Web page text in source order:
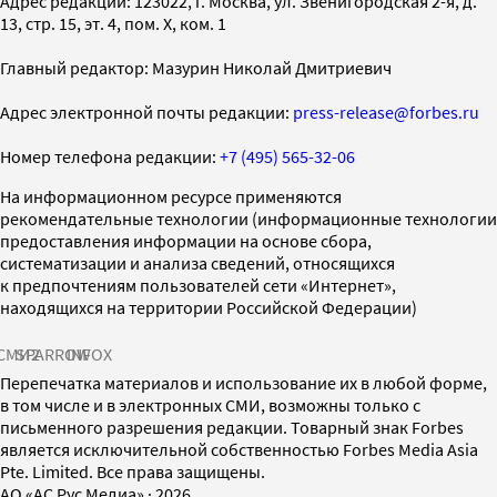
13, стр. 15, эт. 4, пом. X, ком. 1
Главный редактор: Мазурин Николай Дмитриевич
Адрес электронной почты редакции: press-release@forbes.ru
Номер телефона редакции: +7 (495) 565-32-06
На информационном ресурсе применяются
рекомендательные технологии (информационные технологии
предоставления информации на основе сбора,
систематизации и анализа сведений, относящихся
к предпочтениям пользователей сети «Интернет»,
находящихся на территории Российской Федерации)
SPARROWINFOX
Перепечатка материалов и использование их в любой форме,
в том числе и в электронных СМИ, возможны только с
письменного разрешения редакции. Товарный знак Forbes
является исключительной собственностью Forbes Media Asia
Pte. Limited. Все права защищены.